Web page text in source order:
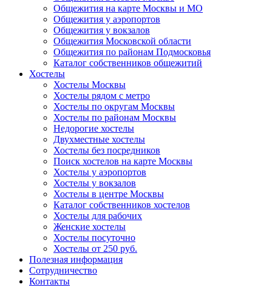
Общежития на карте Москвы и МО
Общежития у аэропортов
Общежития у вокзалов
Общежития Московской области
Общежития по районам Подмосковья
Каталог собственников общежитий
Хостелы
Хостелы Москвы
Хостелы рядом с метро
Хостелы по округам Москвы
Хостелы по районам Москвы
Недорогие хостелы
Двухместные хостелы
Хостелы без посредников
Поиск хостелов на карте Москвы
Хостелы у аэропортов
Хостелы у вокзалов
Хостелы в центре Москвы
Каталог собственников хостелов
Хостелы для рабочих
Женские хостелы
Хостелы посуточно
Хостелы от 250 руб.
Полезная информация
Сотрудничество
Контакты